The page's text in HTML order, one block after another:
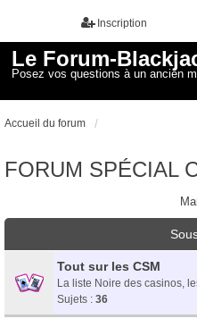
Inscription
Le Forum-
Posez vos questions à un ancien
Accueil du forum
FORUM SPÉCIAL
Tout sur les CSM
La liste Noire des casinos,
Sujets : 36